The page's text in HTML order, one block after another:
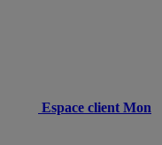
Espace client Mon